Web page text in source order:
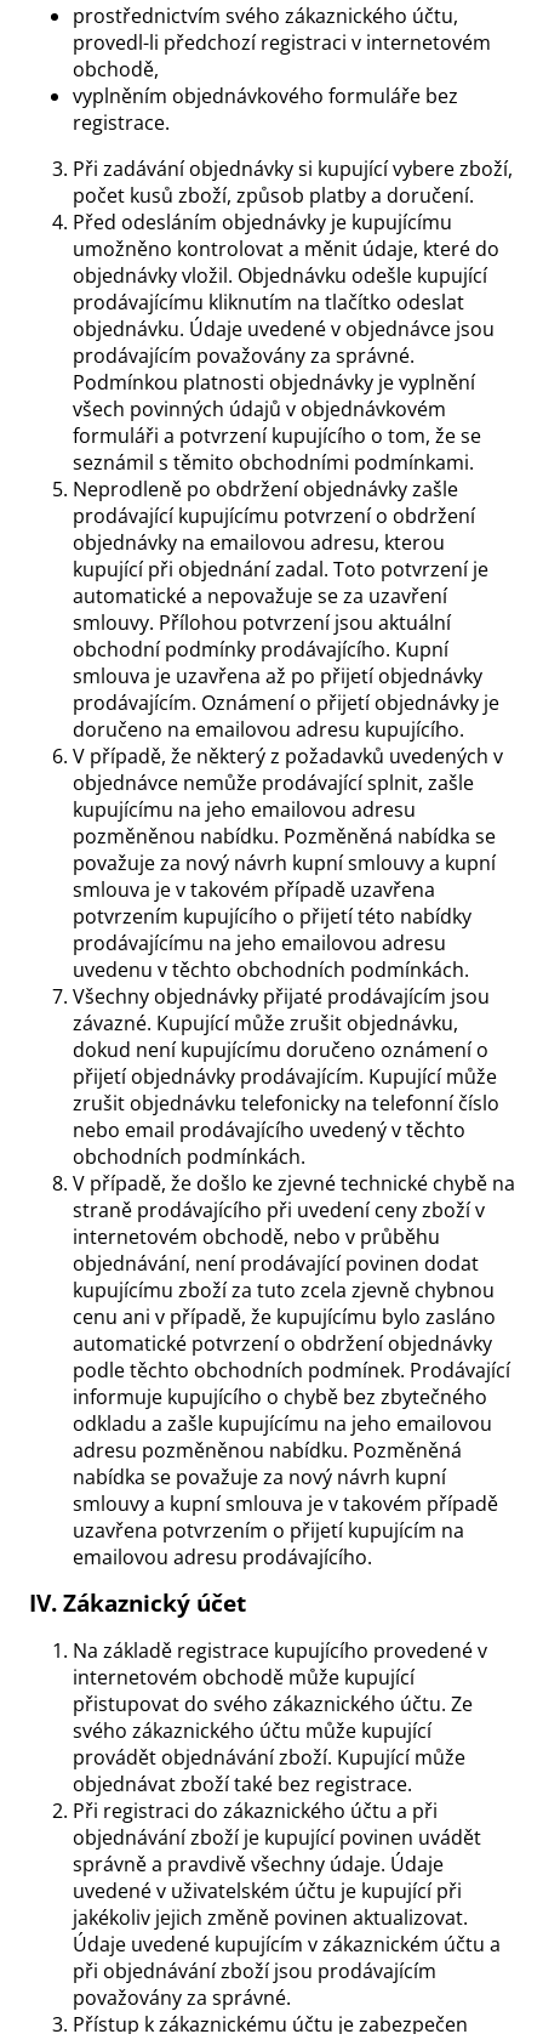
prostřednictvím svého zákaznického účtu,
provedl-li předchozí registraci v internetovém
obchodě,
vyplněním objednávkového formuláře bez
registrace.
Při zadávání objednávky si kupující vybere zboží,
počet kusů zboží, způsob platby a doručení.
Před odesláním objednávky je kupujícímu
umožněno kontrolovat a měnit údaje, které do
objednávky vložil. Objednávku odešle kupující
prodávajícímu kliknutím na tlačítko odeslat
objednávku. Údaje uvedené v objednávce jsou
prodávajícím považovány za správné.
Podmínkou platnosti objednávky je vyplnění
všech povinných údajů v objednávkovém
formuláři a potvrzení kupujícího o tom, že se
seznámil s těmito obchodními podmínkami.
Neprodleně po obdržení objednávky zašle
prodávající kupujícímu potvrzení o obdržení
objednávky na emailovou adresu, kterou
kupující při objednání zadal. Toto potvrzení je
automatické a nepovažuje se za uzavření
smlouvy. Přílohou potvrzení jsou aktuální
obchodní podmínky prodávajícího. Kupní
smlouva je uzavřena až po přijetí objednávky
prodávajícím. Oznámení o přijetí objednávky je
doručeno na emailovou adresu kupujícího.
V případě, že některý z požadavků uvedených v
objednávce nemůže prodávající splnit, zašle
kupujícímu na jeho emailovou adresu
pozměněnou nabídku. Pozměněná nabídka se
považuje za nový návrh kupní smlouvy a kupní
smlouva je v takovém případě uzavřena
potvrzením kupujícího o přijetí této nabídky
prodávajícímu na jeho emailovou adresu
uvedenu v těchto obchodních podmínkách.
Všechny objednávky přijaté prodávajícím jsou
závazné. Kupující může zrušit objednávku,
dokud není kupujícímu doručeno oznámení o
přijetí objednávky prodávajícím. Kupující může
zrušit objednávku telefonicky na telefonní číslo
nebo email prodávajícího uvedený v těchto
obchodních podmínkách.
V případě, že došlo ke zjevné technické chybě na
straně prodávajícího při uvedení ceny zboží v
internetovém obchodě, nebo v průběhu
objednávání, není prodávající povinen dodat
kupujícímu zboží za tuto zcela zjevně chybnou
cenu ani v případě, že kupujícímu bylo zasláno
automatické potvrzení o obdržení objednávky
podle těchto obchodních podmínek. Prodávající
informuje kupujícího o chybě bez zbytečného
odkladu a zašle kupujícímu na jeho emailovou
adresu pozměněnou nabídku. Pozměněná
nabídka se považuje za nový návrh kupní
smlouvy a kupní smlouva je v takovém případě
uzavřena potvrzením o přijetí kupujícím na
emailovou adresu prodávajícího.
IV. Zákaznický účet
Na základě registrace kupujícího provedené v
internetovém obchodě může kupující
přistupovat do svého zákaznického účtu. Ze
svého zákaznického účtu může kupující
provádět objednávání zboží. Kupující může
objednávat zboží také bez registrace.
Při registraci do zákaznického účtu a při
objednávání zboží je kupující povinen uvádět
správně a pravdivě všechny údaje. Údaje
uvedené v uživatelském účtu je kupující při
jakékoliv jejich změně povinen aktualizovat.
Údaje uvedené kupujícím v zákaznickém účtu a
při objednávání zboží jsou prodávajícím
považovány za správné.
Přístup k zákaznickému účtu je zabezpečen